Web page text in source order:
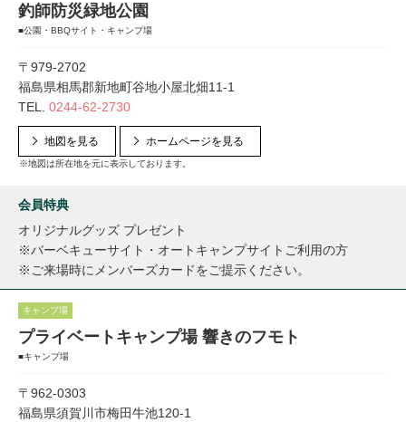
釣師防災緑地公園
■公園・BBQサイト・キャンプ場
〒979-2702
福島県相馬郡新地町谷地小屋北畑11-1
TEL. 0244-62-2730
地図を見る
※地図は所在地を元に表示しております。
ホームページを見る
会員特典
オリジナルグッズ プレゼント
※バーベキューサイト・オートキャンプサイトご利用の方
※ご来場時にメンバーズカードをご提示ください。
キャンプ場
プライベートキャンプ場 響きのフモト
■キャンプ場
〒962-0303
福島県須賀川市梅田牛池120-1